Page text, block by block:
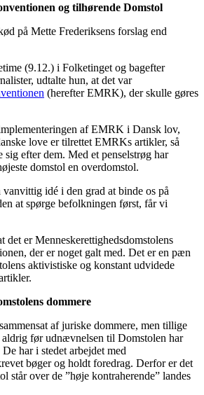
og tilhørende Domstol
på Mette Frederiksens forslag end
(9.12.) i Folketinget og bagefter
udtalte hun, at det var
(herefter EMRK), der skulle gøres
af EMRK i Dansk lov,
love er tilrettet EMRKs artikler, så
sig efter dem. Med et penselstrøg har
domstol en overdomstol.
idé i den grad at binde os på
at spørge befolkningen først, får vi
det er Menneskerettighedsdomstolens
der er noget galt med. Det er en pæn
aktivistiske og konstant udvidede
dommere
af juriske dommere, men tillige
før udnævnelsen til Domstolen har
har i stedet arbejdet med
bøger og holdt foredrag. Derfor er det
står over de ”høje kontraherende” landes